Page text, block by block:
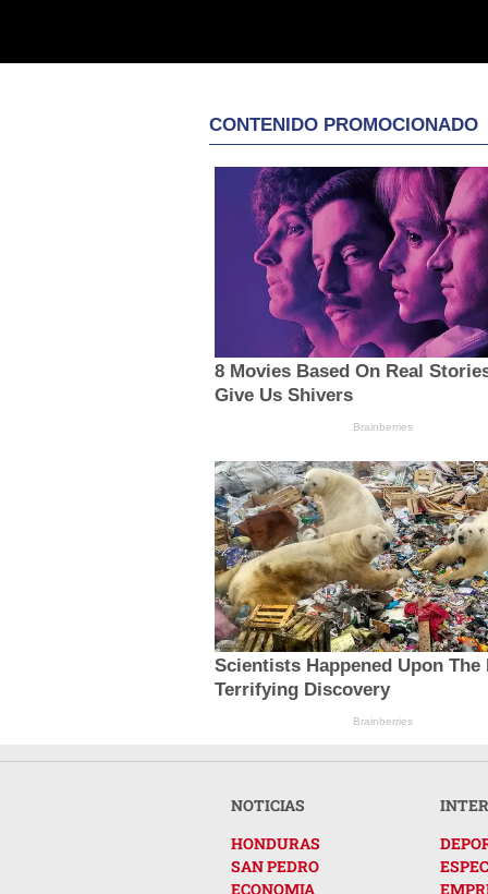
CONTENIDO PROMOCIONADO
8 Movies Based On Real
Give Us Shivers
Brainberries
Scientists Happened Upon The
Terrifying Discovery
Brainberries
NOTICIAS
HONDURAS
SAN PEDRO
ECONOMIA